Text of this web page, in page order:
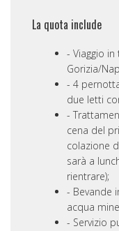
La quota include
Viaggio
Gorizia/
4
due letti
cena del
colazione
sarà a
rientrare);
Bevande
acqua
Servizio